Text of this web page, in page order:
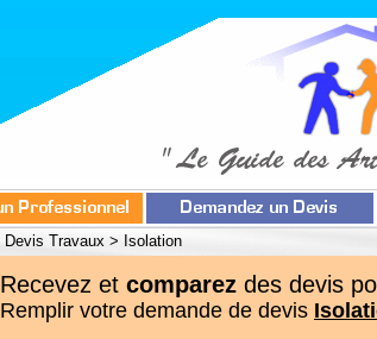
Devis Travaux > Isolation
Recevez et comparez des devis
Remplir votre demande de devis